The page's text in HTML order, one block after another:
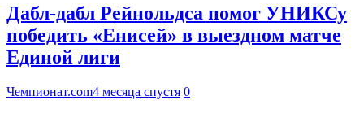
Дабл-дабл Рейнольдса помог УНИКСу
победить «Енисей» в выездном матче
Единой лиги
Чемпионат.com4 месяца спустя 0